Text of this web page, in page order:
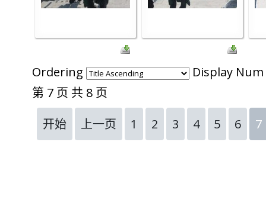
Ordering
Display Num
第 7 页 共 8 页
开始
上一页 1 2 3 4 5 6 7